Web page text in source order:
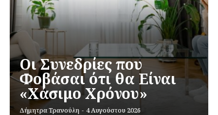
Οι Συνεδρίες που
Φοβάσαι ότι θα Είναι
«Χάσιμο Χρόνου»
Δήμητρα Τρανούλη - 4 Αυγούστου 2026